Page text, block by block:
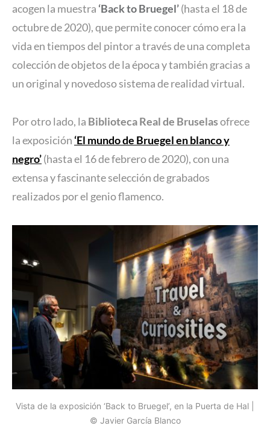
acogen la muestra ‘Back to Bruegel’(hasta el 18 de
octubre de 2020), que permite conocer cómo era la
vida en tiempos del pintor a través de una completa
colección de objetos de la época y también gracias a
un original y novedoso sistema de realidad virtual.
Por otro lado, la Biblioteca Real de Bruselasofrece
la exposición ‘El mundo de Bruegel en blanco y
negro’(hasta el 16 de febrero de 2020), con una
extensa y fascinante selección de grabados
realizados por el genio flamenco.
Vista de la exposición ‘Back to Bruegel’, en la Puerta de Hal |
© Javier García Blanco